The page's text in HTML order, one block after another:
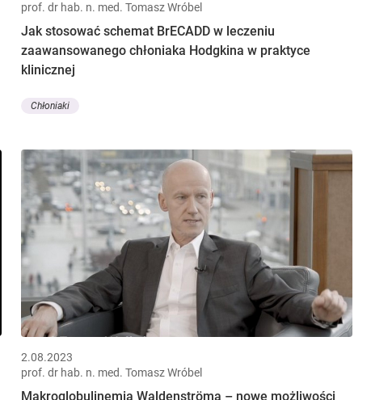
prof. dr hab. n. med. Tomasz Wróbel
Jak stosować schemat BrECADD w leczeniu
zaawansowanego chłoniaka Hodgkina w praktyce
klinicznej
Chłoniaki
2.08.2023
prof. dr hab. n. med. Tomasz Wróbel
Makroglobulinemia Waldenströma – nowe możliwości